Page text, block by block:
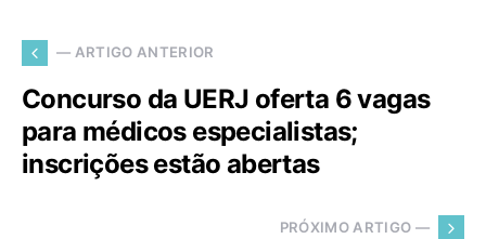
— ARTIGO ANTERIOR
Concurso da UERJ oferta 6 vagas
para médicos especialistas;
inscrições estão abertas
PRÓXIMO ARTIGO —